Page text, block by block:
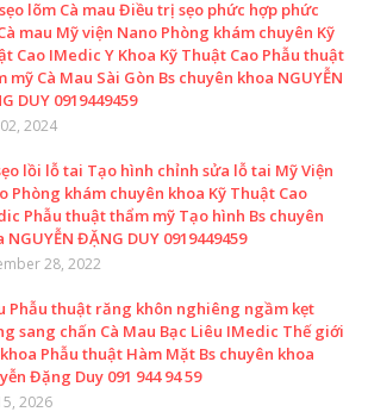
lõm Cà mau Điều trị sẹo phức hợp phức
mau Mỹ viện Nano Phòng khám chuyên Kỹ
Cao IMedic Y Khoa Kỹ Thuật Cao Phẫu thuật
mỹ Cà Mau Sài Gòn Bs chuyên khoa NGUYỄN
DUY 0919449459
2024
lồi lỗ tai Tạo hình chỉnh sửa lỗ tai Mỹ Viện
Phòng khám chuyên khoa Kỹ Thuật Cao
Phẫu thuật thẩm mỹ Tạo hình Bs chuyên
NGUYỄN ĐẶNG DUY 0919449459
28, 2022
Phẫu thuật răng khôn nghiêng ngầm kẹt
sang chấn Cà Mau Bạc Liêu IMedic Thế giới
Phẫu thuật Hàm Mặt Bs chuyên khoa
Đặng Duy 091 944 94 59
2026